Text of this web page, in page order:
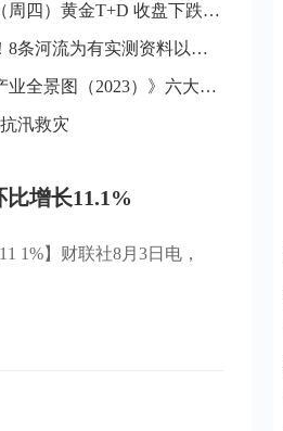
报454.40元/克， 白银T+D 下跌2.51%报5,621.0元/千克。
流为有实测资料以来最大洪水
景图（2023）》六大板块
汛救灾
增长11.1%
1%】财联社8月3日电，